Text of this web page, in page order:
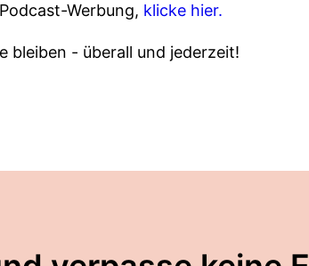
Werbung, klicke hier.
bleiben - überall und jederzeit!